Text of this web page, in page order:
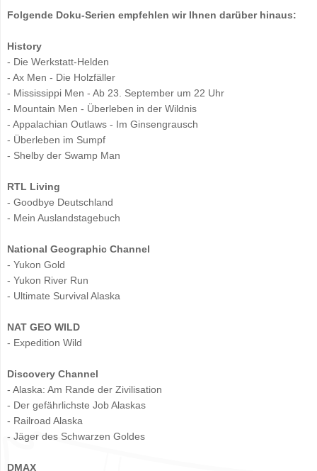
Folgende Doku-Serien empfehlen wir Ihnen darüber hinaus:
History
- Die Werkstatt-Helden
- Ax Men - Die Holzfäller
- Mississippi Men - Ab 23. September um 22 Uhr
- Mountain Men - Überleben in der Wildnis
- Appalachian Outlaws - Im Ginsengrausch
- Überleben im Sumpf
- Shelby der Swamp Man
RTL Living
- Goodbye Deutschland
- Mein Auslandstagebuch
National Geographic Channel
- Yukon Gold
- Yukon River Run
- Ultimate Survival Alaska
NAT GEO WILD
- Expedition Wild
Discovery Channel
- Alaska: Am Rande der Zivilisation
- Der gefährlichste Job Alaskas
- Railroad Alaska
- Jäger des Schwarzen Goldes
DMAX